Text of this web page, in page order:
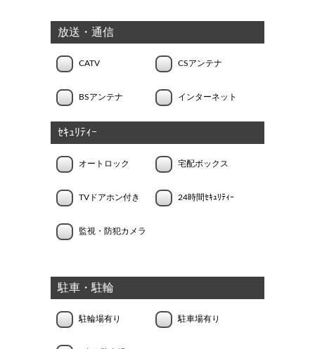
放送・通信
CATV CSアンテナ
BSアンテナ インターネット
ｾｷｭﾘﾃｨｰ
オートロック 宅配ボックス
TVドアホン付き 24時間ｾｷｭﾘﾃｨｰ
監視・防犯カメラ
駐車・駐輪
駐輪場有り 駐車場有り